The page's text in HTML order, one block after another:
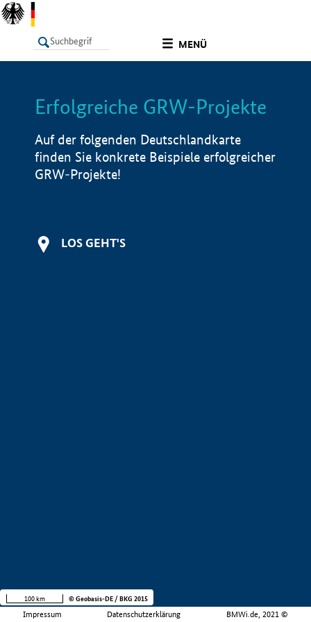
MENÜ
LISTE Info
Erfolgreiche GRW-Projekte
Auf der folgenden Deutschlandkarte
finden Sie konkrete Beispiele erfolgreicher
GRW-Projekte!
LOS GEHT'S
Impressum Datenschutzerklärung BMWi.de, 2021 ©
100 km © Geobasis-DE / BKG 2015